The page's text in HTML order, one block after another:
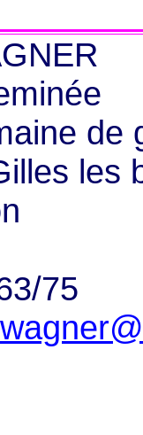
de
les
75